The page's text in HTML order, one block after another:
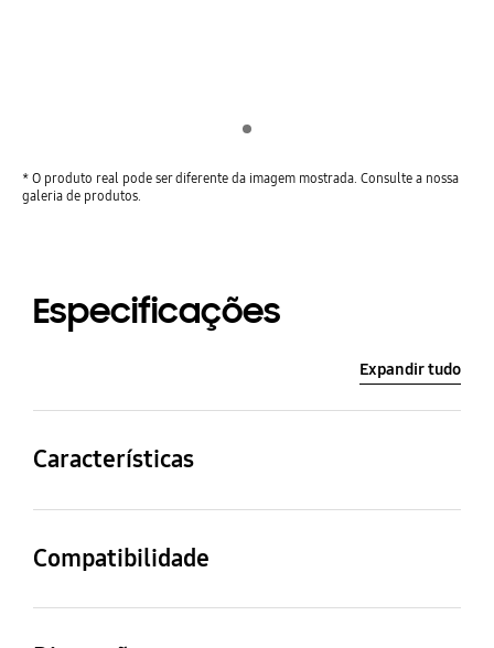
* O produto real pode ser diferente da imagem mostrada. Consulte a nossa
galeria de produtos.
Especificações
Expandir tudo
Características
Cor
Material
Compatibilidade
TV QLED
LS03A
TV LED